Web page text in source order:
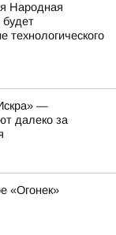
Народная
технологического
—
далеко за
«Огонек»